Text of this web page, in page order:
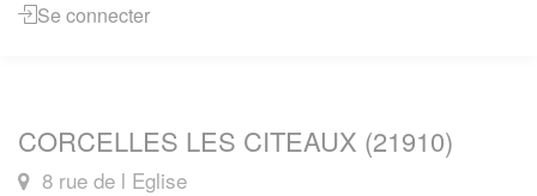
Se connecter
CORCELLES LES CITEAUX (21910)
8 rue de l Eglise